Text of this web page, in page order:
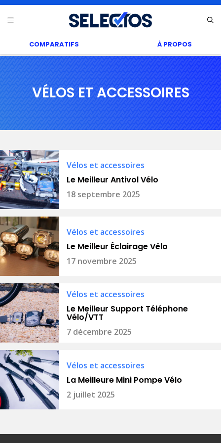
au Menu
COMPARATIFS À PROPOS
VÉLOS ET ACCESSOIRES
Vélos et accessoires
Le Meilleur Antivol Vélo
18 septembre 2025
Vélos et accessoires
Le Meilleur Éclairage Vélo
17 novembre 2025
Vélos et accessoires
Le Meilleur Support Téléphone
Vélo/VTT
7 décembre 2025
Vélos et accessoires
La Meilleure Mini Pompe Vélo
2 juillet 2025